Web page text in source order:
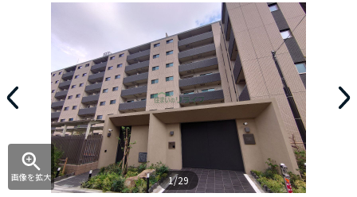
画像を拡大 1/29